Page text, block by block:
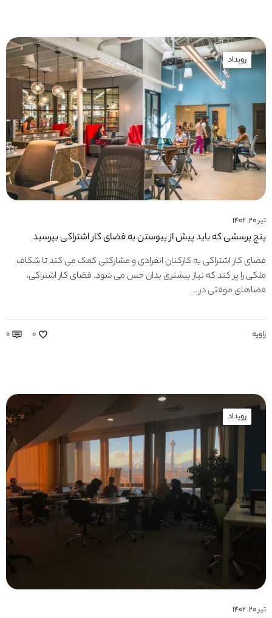
رویداد
تیر ۲۰, ۱۴۰۲
پنج پرسشی که باید پیش از پیوستن به فضای کار اشتراکی بپرسید
فضای کار اشتراکی به کارکنان انفرادی و مشارکتی کمک می کند تا شکاف
ملکی را پر کند که نیاز بیشتری بدان حس می شود. فضای کار اشتراکی،
فضاهای موقتی در…
زاویه ۰ ۰
رویداد
تیر ۲۰, ۱۴۰۲